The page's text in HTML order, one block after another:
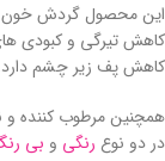
این محصول گردش خون
کاهش تیرگی و کبودی
کاهش پف زیر چشم
همچنین مرطوب کننده
در دو نوع رنگی و بی